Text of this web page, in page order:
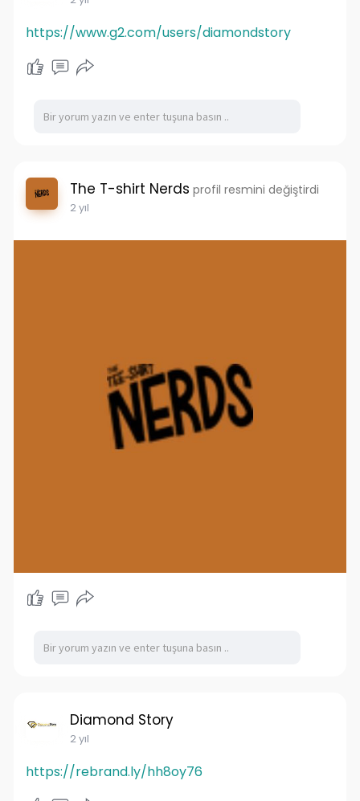
https://www.g2.com/users/diamondstory
The T-shirt Nerds profil resmini değiştirdi
2 yıl
Diamond Story
2 yıl
https://rebrand.ly/hh8oy76